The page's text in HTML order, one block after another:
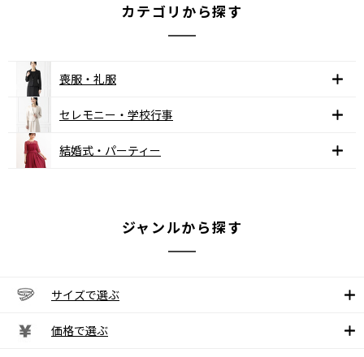
カテゴリから探す
喪服・礼服
セレモニー・学校行事
結婚式・パーティー
ジャンルから探す
サイズで選ぶ
価格で選ぶ